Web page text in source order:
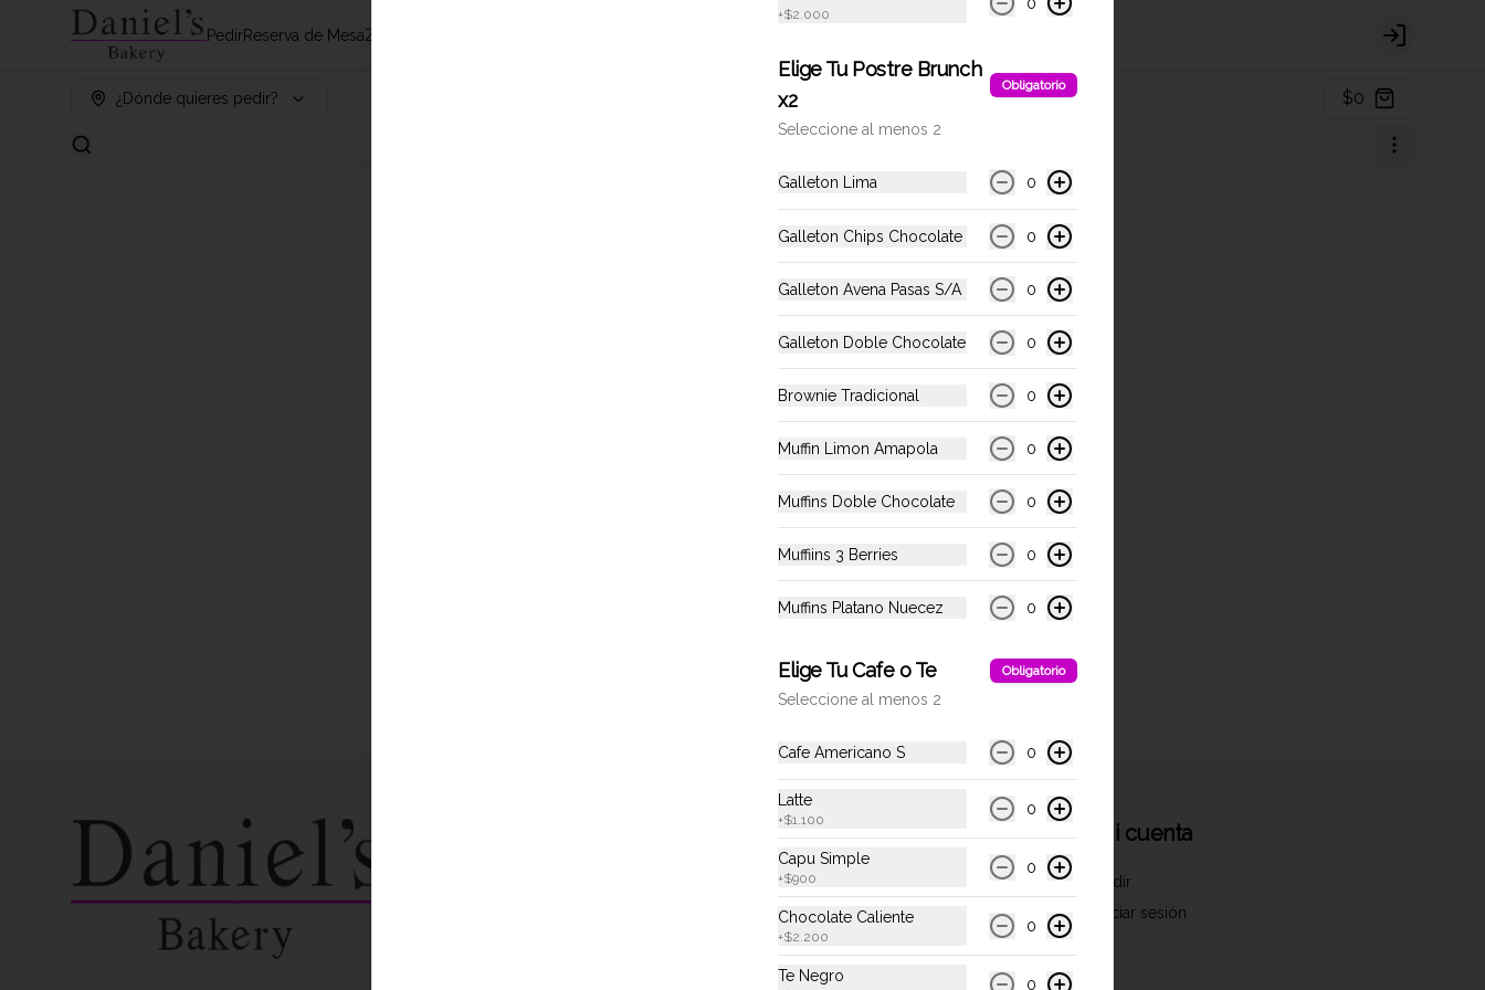
PedirReserva de MesaZona de Despacho
Login
¿Dónde quieres pedir? $0
Redes sociales
Instagram
Facebook
Mi cuenta
Pedir
Iniciar sesión
+$2.000
Elige Tu Postre Brunch
x2
Obligatorio
Seleccione al menos 2
Galleton Lima 0
Galleton Chips Chocolate 0
Galleton Avena Pasas S/A 0
Galleton Doble Chocolate 0
Brownie Tradicional 0
Muffin Limon Amapola 0
Muffins Doble Chocolate 0
Muffiins 3 Berries 0
Muffins Platano Nuecez 0
Elige Tu Cafe o Te Obligatorio
Seleccione al menos 2
Cafe Americano S 0
Latte
+$1.100
0
Capu Simple
+$900
0
Chocolate Caliente
+$2.200
0
Te Negro 0